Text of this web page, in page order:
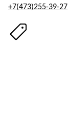
+7(473)255-39-27